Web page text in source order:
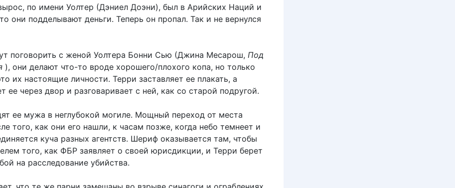
по имени Уолтер (Дэниел Доэни), был в Арийских Наций и
они подделывают деньги. Теперь он пропал. Так и не вернулся
поговорить с женой Уолтера Бонни Сью (Джина Месарош, Под
), они делают что-то вроде хорошего/плохого копа, но только
их настоящие личности. Терри заставляет ее плакать, а
ее через двор и разговаривает с ней, как со старой подругой.
ее мужа в неглубокой могиле. Мощный переход от места
того, как они его нашли, к часам позже, когда небо темнеет и
куча разных агентств. Шериф оказывается там, чтобы
того, как ФБР заявляет о своей юрисдикции, и Терри берет
на расследование убийства.